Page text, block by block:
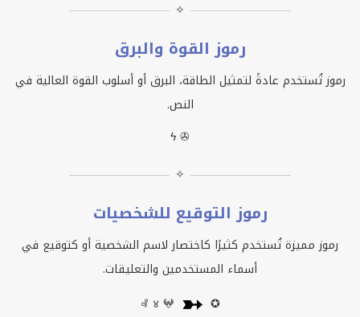
✧
رموز القوة والبرق
رموز تُستخدم عادةً لتمثيل الطاقة، البرق أو أسلوب القوة العالية في
النص.
ϟ ✇
✧
رموز التوقيع للشخصيات
رموز مميزة تُستخدم كثيرًا كاختصار لاسم الشخصية أو كتوقيع في
أسماء المستخدمين والتعليقات.
꘩ ४ 𖤍 ➳ ✪